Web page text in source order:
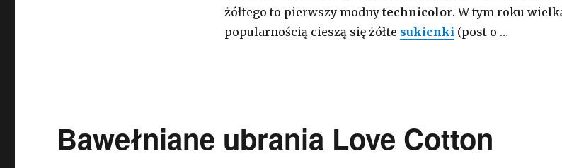
żółtego to pierwszy modny technicolor. W tym roku
popularnością cieszą się żółte sukienki (post o …
Bawełniane ubrania Love Cotton